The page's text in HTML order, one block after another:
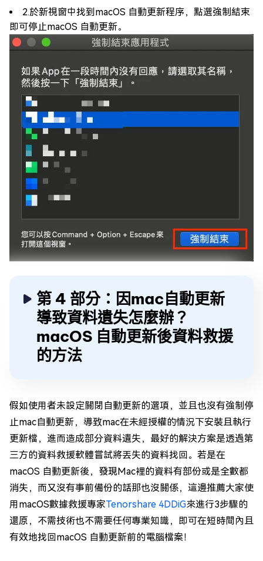
2.於新視窗中找到macOS 自動更新程序，點選強制結束
即可停止macOS 自動更新。
第 4 部分：因mac自動更新
導致資料遺失怎麼辦？
macOS 自動更新後資料救援
的方法
假如使用者未設定關閉自動更新的選項，並且也沒有強制停
止mac自動更新，導致mac在未經授權的情況下安裝且執行
更新檔，進而造成部分資料遺失，最好的解決方案是透過第
三方的資料救援軟體嘗試將丟失的資料找回。若是在
macOS 自動更新後，發現Mac裡的資料有部份或是全數都
消失，而又沒有事前備份的話那也沒關係，這邊推薦大家使
用macOS數據救援專家Tenorshare 4DDiG來進行3步驟的
還原，不需技術也不需要任何專業知識，即可在短時間內且
有效地找回macOS 自動更新前的電腦檔案！